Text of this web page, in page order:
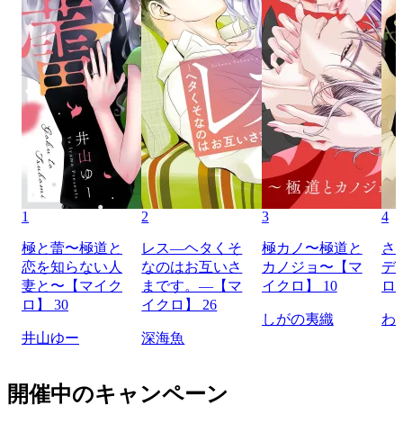
1
極と蕾〜極道と
恋を知らない人
妻と〜【マイク
ロ】 30
井山ゆー
2
レス―ヘタくそ
なのはお互いさ
まです。―【マ
イクロ】 26
深海魚
3
極カノ〜極道と
カノジョ〜【マ
イクロ】 10
しがの夷織
4
さ
デ
ロ
わ
開催中のキャンペーン